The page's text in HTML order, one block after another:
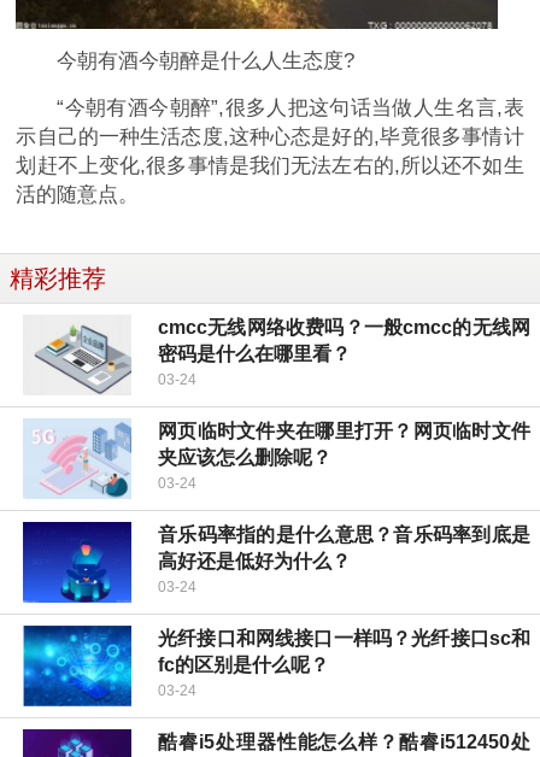
今朝有酒今朝醉是什么人生态度?
“今朝有酒今朝醉”,很多人把这句话当做人生名言,表
示自己的一种生活态度,这种心态是好的,毕竟很多事情计
划赶不上变化,很多事情是我们无法左右的,所以还不如生
活的随意点。
精彩推荐
cmcc无线网络收费吗？一般cmcc的无线网
密码是什么在哪里看？
03-24
网页临时文件夹在哪里打开？网页临时文件
夹应该怎么删除呢？
03-24
音乐码率指的是什么意思？音乐码率到底是
高好还是低好为什么？
03-24
光纤接口和网线接口一样吗？光纤接口sc和
fc的区别是什么呢？
03-24
酷睿i5处理器性能怎么样？酷睿i512450处